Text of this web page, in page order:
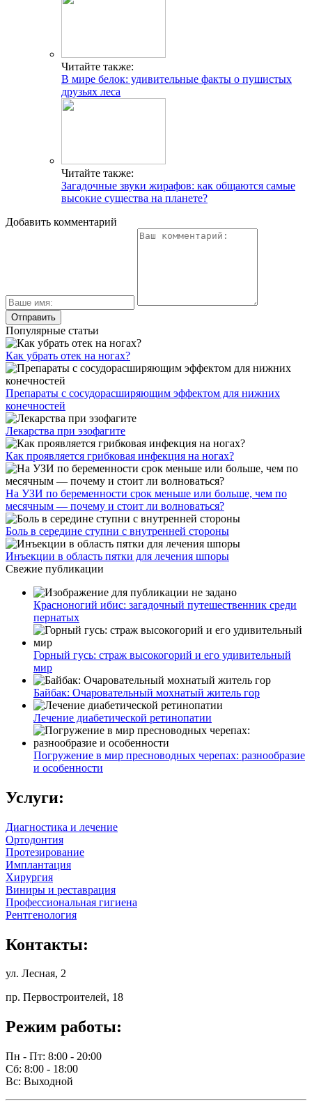
Читайте также:
В мире белок: удивительные факты о пушистых
друзьях леса
Читайте также:
Загадочные звуки жирафов: как общаются самые
высокие существа на планете?
Добавить комментарий
Популярные статьи
Как убрать отек на ногах?
Препараты с сосудорасширяющим эффектом для нижних
конечностей
Лекарства при эзофагите
Как проявляется грибковая инфекция на ногах?
На УЗИ по беременности срок меньше или больше, чем по
месячным — почему и стоит ли волноваться?
Боль в середине ступни с внутренней стороны
Инъекции в область пятки для лечения шпоры
Свежие публикации
Красноногий ибис: загадочный путешественник среди
пернатых
Горный гусь: страж высокогорий и его удивительный
мир
Байбак: Очаровательный мохнатый житель гор
Лечение диабетической ретинопатии
Погружение в мир пресноводных черепах: разнообразие
и особенности
Услуги:
Диагностика и лечение
Ортодонтия
Протезирование
Имплантация
Хирургия
Виниры и реставрация
Профессиональная гигиена
Рентгенология
Контакты:
ул. Лесная, 2
пр. Первостроителей, 18
Режим работы:
Пн - Пт: 8:00 - 20:00
Сб: 8:00 - 18:00
Вс: Выходной